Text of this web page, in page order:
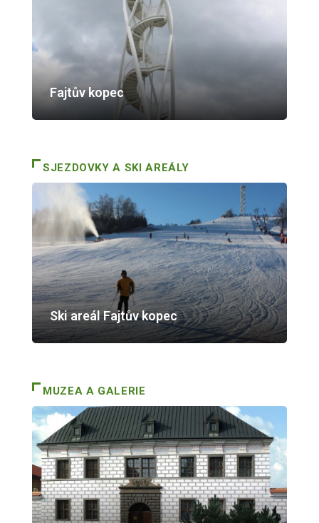
Fajtův kopec
SJEZDOVKY A SKI AREÁLY
Ski areál Fajtův kopec
MUZEA A GALERIE